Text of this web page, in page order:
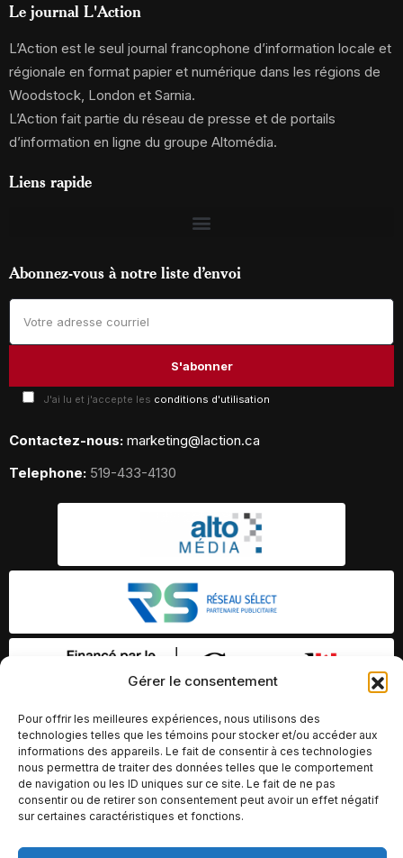
Gérer le consentement
Pour offrir les meilleures expériences, nous utilisons des
technologies telles que les témoins pour stocker et/ou accéder aux
informations des appareils. Le fait de consentir à ces technologies
nous permettra de traiter des données telles que le comportement
de navigation ou les ID uniques sur ce site. Le fait de ne pas
consentir ou de retirer son consentement peut avoir un effet négatif
sur certaines caractéristiques et fonctions.
Le journal L'Action
L’Action est le seul journal francophone d’information locale et
régionale en format papier et numérique dans les régions de
Woodstock, London et Sarnia.
L’Action fait partie du réseau de presse et de portails
d’information en ligne du groupe Altomédia.
Liens rapide
Abonnez-vous à notre liste d’envoi
J'ai lu et j'accepte les conditions d'utilisation
Contactez-nous: marketing@laction.ca
Telephone: 519-433-4130